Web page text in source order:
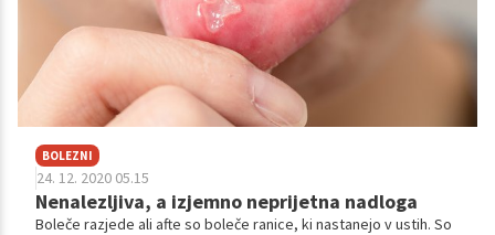
BOLEZNI
24. 12. 2020 05.15
Nenalezljiva, a izjemno neprijetna nadloga
Boleče razjede ali afte so boleče ranice, ki nastanejo v ustih. So